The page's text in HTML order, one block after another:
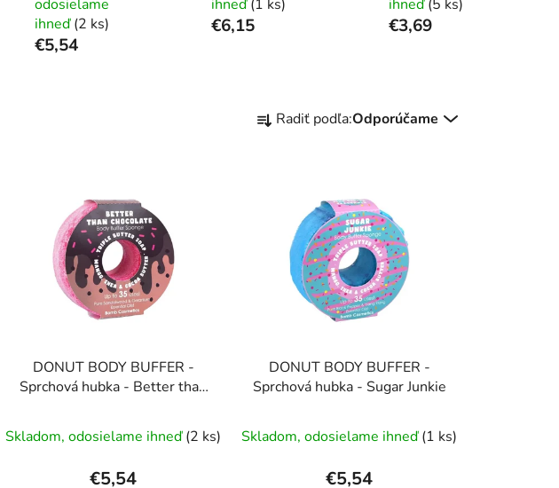
odosielame
ihneď(2 ks)
€5,54
ihneď(1 ks)
€6,15
ihneď(5 ks)
€3,69
a
k
o
v
Radiť podľa:Odporúčame
DONUT BODY BUFFER -
Sprchová hubka - Better than
Skladom, odosielame ihneď(2 ks)
€5,54
DONUT BODY BUFFER -
Sprchová hubka - Sugar Junkie
Skladom, odosielame ihneď(1 ks)
€5,54